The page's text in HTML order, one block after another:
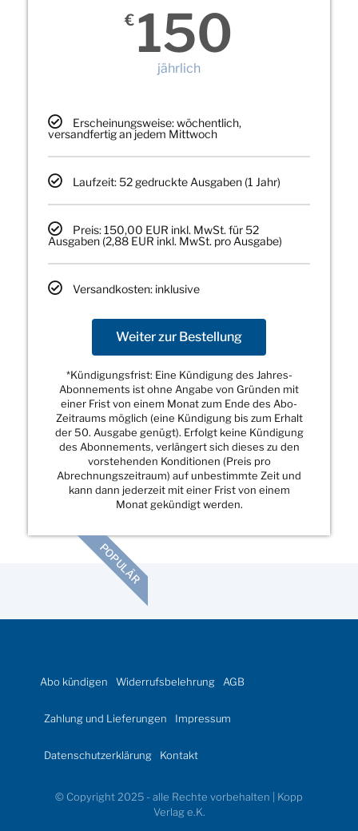
€ 150
jährlich
Erscheinungsweise: wöchentlich,
versandfertig an jedem Mittwoch
Laufzeit: 52 gedruckte Ausgaben (1 Jahr)
Preis: 150,00 EUR inkl. MwSt. für 52
Ausgaben (2,88 EUR inkl. MwSt. pro Ausgabe)
Versandkosten: inklusive
Weiter zur Bestellung
*Kündigungsfrist: Eine Kündigung des Jahres-
Abonnements ist ohne Angabe von Gründen mit
einer Frist von einem Monat zum Ende des Abo-
Zeitraums möglich (eine Kündigung bis zum Erhalt
der 50. Ausgabe genügt). Erfolgt keine Kündigung
des Abonnements, verlängert sich dieses zu den
vorstehenden Konditionen (Preis pro
Abrechnungszeitraum) auf unbestimmte Zeit und
kann dann jederzeit mit einer Frist von einem
Monat gekündigt werden.
POPULÄR
Abo kündigen Widerrufsbelehrung AGB
Zahlung und Lieferungen Impressum
Datenschutzerklärung Kontakt
© Copyright 2025 - alle Rechte vorbehalten | Kopp
Verlag e.K.